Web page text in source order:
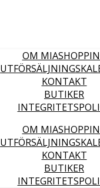
OM
KONTAKT
BUTIKER
OM
KONTAKT
BUTIKER